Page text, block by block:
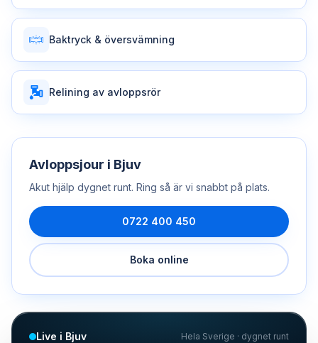
Baktryck & översvämning
Relining av avloppsrör
Avloppsjour i Bjuv
Akut hjälp dygnet runt. Ring så är vi snabbt på plats.
0722 400 450
Boka online
Live i Bjuv Hela Sverige · dygnet runt